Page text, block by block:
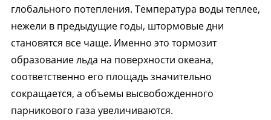
глобального потепления. Температура воды теплее,
нежели в предыдущие годы, штормовые дни
становятся все чаще. Именно это тормозит
образование льда на поверхности океана,
соответственно его площадь значительно
сокращается, а объемы высвобожденного
парникового газа увеличиваются.